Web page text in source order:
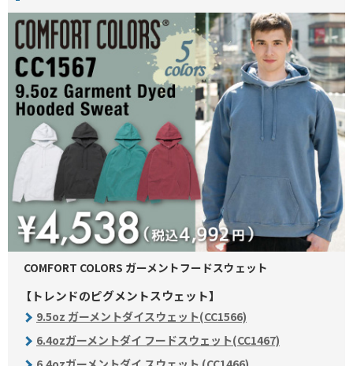
COMFORT COLORS ガーメントフードスウェット
【トレンドのピグメントスウェット】
9.5oz ガーメントダイスウェット(CC1566)
6.4ozガーメントダイ フードスウェット(CC1467)